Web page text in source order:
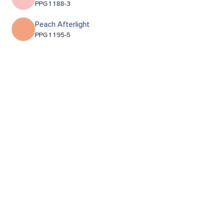
PPG1188-3
Peach Afterlight
PPG1195-5